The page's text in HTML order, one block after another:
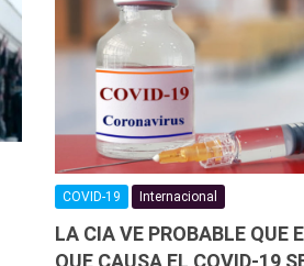
COVID-19 Internacional
LA CIA VE PROBABLE QUE